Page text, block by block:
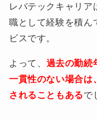
レバテックキャリア
職として経験を積ん
ビスです。
よって、 過去の勤続
一貫性のない場合は
されることもあるで